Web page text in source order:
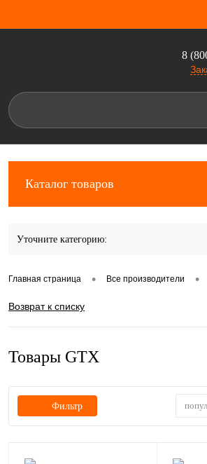
8
Каталог товаров
Уточните категорию:
Главная страница • Все производители •
Возврат к списку
Товары GTX
Фильтр